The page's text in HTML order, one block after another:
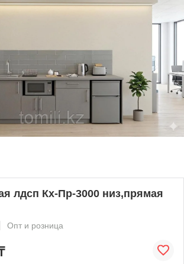
лдсп Кх-Пр-3000 низ,прямая
Опт и розница